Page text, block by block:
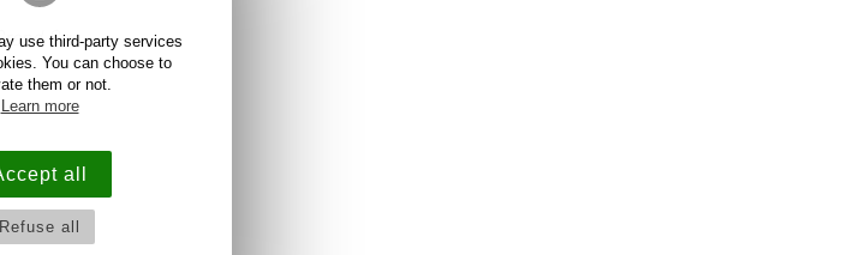
use third-party services
You can choose to
them or not.
Learn more
all
Refuse all
Cru